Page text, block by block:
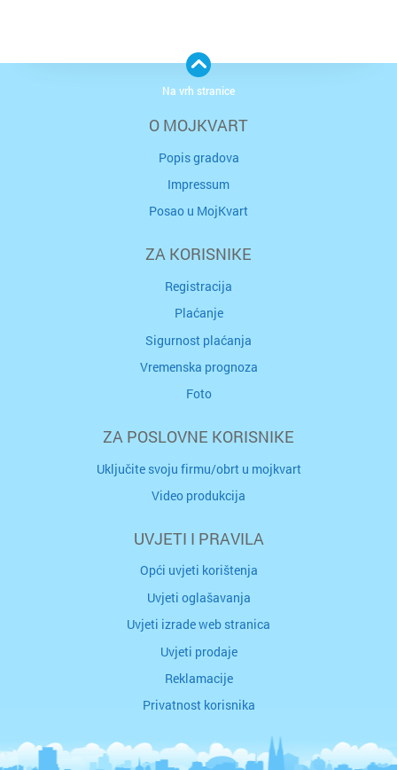
O MOJKVART
Popis gradova
Impressum
Posao u MojKvart
ZA KORISNIKE
Registracija
Plaćanje
Sigurnost plaćanja
Vremenska prognoza
Foto
ZA POSLOVNE KORISNIKE
Uključite svoju firmu/obrt u mojkvart
Video produkcija
UVJETI I PRAVILA
Opći uvjeti korištenja
Uvjeti oglašavanja
Uvjeti izrade web stranica
Uvjeti prodaje
Reklamacije
Privatnost korisnika
Na vrh stranice